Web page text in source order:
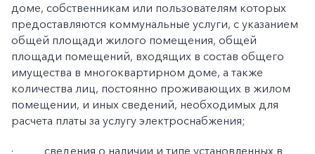
доме, собственникам или пользователям которых
предоставляются коммунальные услуги, с указанием
общей площади жилого помещения, общей
площади помещений, входящих в состав общего
имущества в многоквартирном доме, а также
количества лиц, постоянно проживающих в жилом
помещении, и иных сведений, необходимых для
расчета платы за услугу электроснабжения;
·
сведения о наличии и типе установленных в